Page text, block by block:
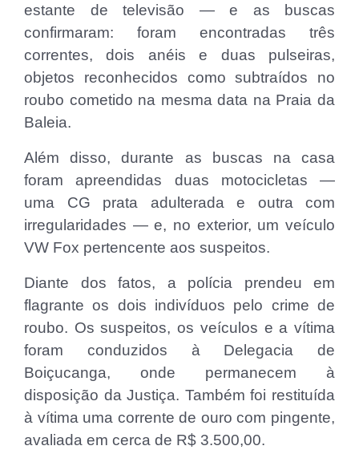
estante de televisão — e as buscas
confirmaram: foram encontradas três
correntes, dois anéis e duas pulseiras,
objetos reconhecidos como subtraídos no
roubo cometido na mesma data na Praia da
Baleia.
Além disso, durante as buscas na casa
foram apreendidas duas motocicletas —
uma CG prata adulterada e outra com
irregularidades — e, no exterior, um veículo
VW Fox pertencente aos suspeitos.
Diante dos fatos, a polícia prendeu em
flagrante os dois indivíduos pelo crime de
roubo. Os suspeitos, os veículos e a vítima
foram conduzidos à Delegacia de
Boiçucanga, onde permanecem à
disposição da Justiça. Também foi restituída
à vítima uma corrente de ouro com pingente,
avaliada em cerca de R$ 3.500,00.